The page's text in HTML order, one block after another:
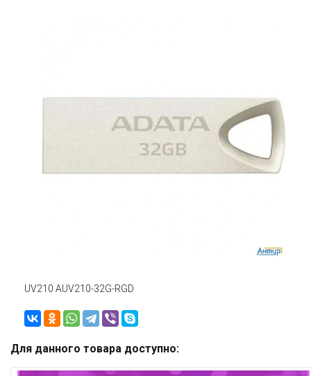
UV210 AUV210-32G-RGD
Для данного товара доступно: